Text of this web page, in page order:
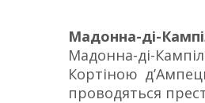
Мадонна-ді-
Мадонна-ді-
Кортіною
проводяться